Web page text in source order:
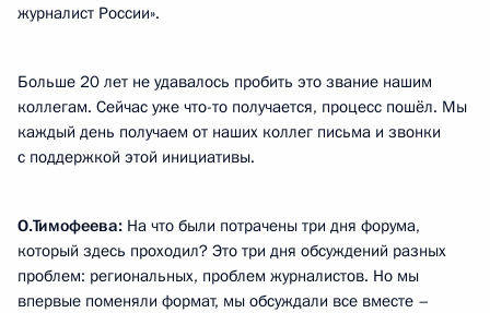
журналист России».
Больше 20 лет не удавалось пробить это звание нашим
коллегам. Сейчас уже что-то получается, процесс пошёл. Мы
каждый день получаем от наших коллег письма и звонки
с поддержкой этой инициативы.
О.Тимофеева: На что были потрачены три дня форума,
который здесь проходил? Это три дня обсуждений разных
проблем: региональных, проблем журналистов. Но мы
впервые поменяли формат, мы обсуждали все вместе –